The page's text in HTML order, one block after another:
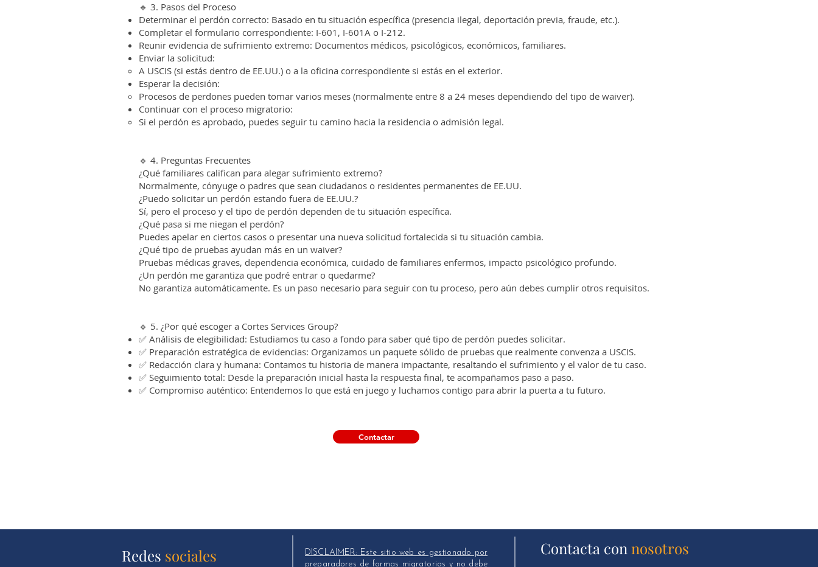
🔹 3. Pasos del Proceso
Determinar el perdón correcto: Basado en tu situación específica (presencia ilegal, deportación previa, fraude, etc.).
Completar el formulario correspondiente: I-601, I-601A o I-212.
Reunir evidencia de sufrimiento extremo: Documentos médicos, psicológicos, económicos, familiares.
Enviar la solicitud:
A USCIS (si estás dentro de EE.UU.) o a la oficina correspondiente si estás en el exterior.
Esperar la decisión:
Procesos de perdones pueden tomar varios meses (normalmente entre 8 a 24 meses dependiendo del tipo de waiver).
Continuar con el proceso migratorio:
Si el perdón es aprobado, puedes seguir tu camino hacia la residencia o admisión legal.
🔹 4. Preguntas Frecuentes
¿Qué familiares califican para alegar sufrimiento extremo?
Normalmente, cónyuge o padres que sean ciudadanos o residentes permanentes de EE.UU.
¿Puedo solicitar un perdón estando fuera de EE.UU.?
Sí, pero el proceso y el tipo de perdón dependen de tu situación específica.
¿Qué pasa si me niegan el perdón?
Puedes apelar en ciertos casos o presentar una nueva solicitud fortalecida si tu situación cambia.
¿Qué tipo de pruebas ayudan más en un waiver?
Pruebas médicas graves, dependencia económica, cuidado de familiares enfermos, impacto psicológico profundo.
¿Un perdón me garantiza que podré entrar o quedarme?
No garantiza automáticamente. Es un paso necesario para seguir con tu proceso, pero aún debes cumplir otros requisitos.
🔹 5. ¿Por qué escoger a Cortes Services Group?
✅ Análisis de elegibilidad: Estudiamos tu caso a fondo para saber qué tipo de perdón puedes solicitar.
✅ Preparación estratégica de evidencias: Organizamos un paquete sólido de pruebas que realmente convenza a USCIS.
✅ Redacción clara y humana: Contamos tu historia de manera impactante, resaltando el sufrimiento y el valor de tu caso.
✅ Seguimiento total: Desde la preparación inicial hasta la respuesta final, te acompañamos paso a paso.
✅ Compromiso auténtico: Entendemos lo que está en juego y luchamos contigo para abrir la puerta a tu futuro.
Contactar
Redes sociales
DISCLAIMER: Este sitio web es gestionado por
preparadores de formas migratorias y no debe
Contacta con nosotros